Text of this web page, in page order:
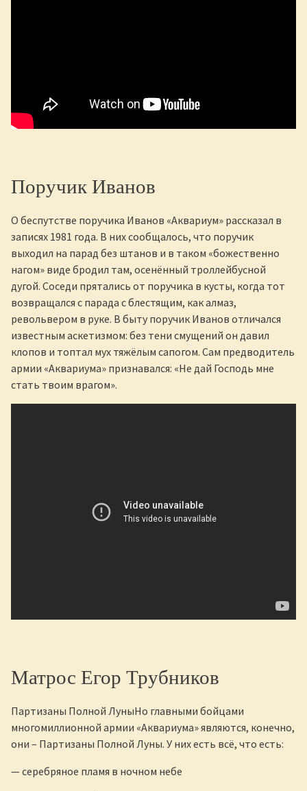
Поручик Иванов
О беспутстве поручика Иванов «Аквариум» рассказал в
записях 1981 года. В них сообщалось, что поручик
выходил на парад без штанов и в таком «божественно
нагом» виде бродил там, осенённый троллейбусной
дугой. Соседи прятались от поручика в кусты, когда тот
возвращался с парада с блестящим, как алмаз,
револьвером в руке. В быту поручик Иванов отличался
известным аскетизмом: без тени смущений он давил
клопов и топтал мух тяжёлым сапогом. Сам предводитель
армии «Аквариума» признавался: «Не дай Господь мне
стать твоим врагом».
Матрос Егор Трубников
Партизаны Полной ЛуныНо главными бойцами
многомиллионной армии «Аквариума» являются, конечно,
они – Партизаны Полной Луны. У них есть всё, что есть:
— серебряное пламя в ночном небе